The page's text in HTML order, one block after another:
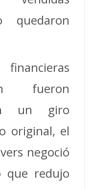
quedaron
financieras
fueron
un giro
original, el
negoció
que redujo